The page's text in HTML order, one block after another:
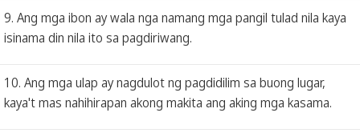
9. Ang mga ibon ay wala nga namang mga pangil tulad nila kaya
isinama din nila ito sa pagdiriwang.
10. Ang mga ulap ay nagdulot ng pagdidilim sa buong lugar,
kaya't mas nahihirapan akong makita ang aking mga kasama.